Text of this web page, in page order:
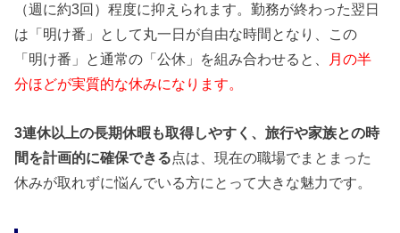
（週に約3回）程度に抑えられます。勤務が終わった翌日
は「明け番」として丸一日が自由な時間となり、この
「明け番」と通常の「公休」を組み合わせると、
月の半
分ほどが実質的な休みになります。
3連休以上の長期休暇も取得しやすく、旅行や家族との時
間を計画的に確保できる点は、現在の職場でまとまった
休みが取れずに悩んでいる方にとって大きな魅力です。